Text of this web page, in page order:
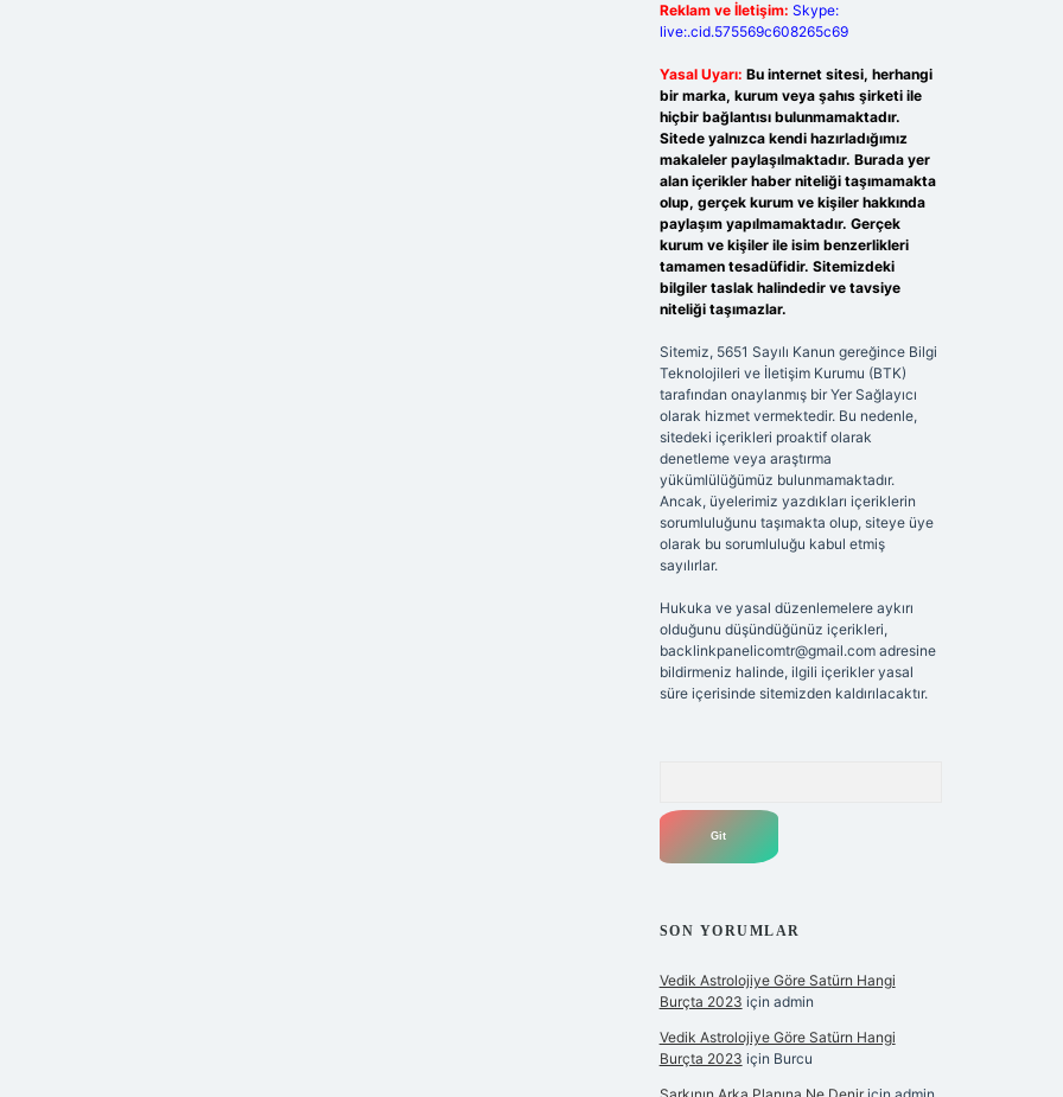
Reklam ve İletişim: Skype:
live:.cid.575569c608265c69
Yasal Uyarı: Bu internet sitesi, herhangi
bir marka, kurum veya şahıs şirketi ile
hiçbir bağlantısı bulunmamaktadır.
Sitede yalnızca kendi hazırladığımız
makaleler paylaşılmaktadır. Burada yer
alan içerikler haber niteliği taşımamakta
olup, gerçek kurum ve kişiler hakkında
paylaşım yapılmamaktadır. Gerçek
kurum ve kişiler ile isim benzerlikleri
tamamen tesadüfidir. Sitemizdeki
bilgiler taslak halindedir ve tavsiye
niteliği taşımazlar.
Sitemiz, 5651 Sayılı Kanun gereğince Bilgi
Teknolojileri ve İletişim Kurumu (BTK)
tarafından onaylanmış bir Yer Sağlayıcı
olarak hizmet vermektedir. Bu nedenle,
sitedeki içerikleri proaktif olarak
denetleme veya araştırma
yükümlülüğümüz bulunmamaktadır.
Ancak, üyelerimiz yazdıkları içeriklerin
sorumluluğunu taşımakta olup, siteye üye
olarak bu sorumluluğu kabul etmiş
sayılırlar.
Hukuka ve yasal düzenlemelere aykırı
olduğunu düşündüğünüz içerikleri,
backlinkpanelicomtr@gmail.comadresine
bildirmeniz halinde, ilgili içerikler yasal
süre içerisinde sitemizden kaldırılacaktır.
SON YORUMLAR
Vedik Astrolojiye Göre Satürn Hangi
Burçta 2023 için admin
Vedik Astrolojiye Göre Satürn Hangi
Burçta 2023 için Burcu